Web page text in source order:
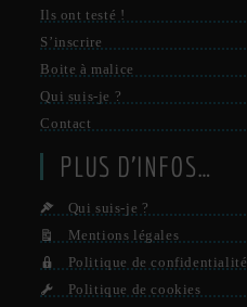
Ils ont testé !
S’inscrire
Boite à malice
Qui suis-je ?
Contact
PLUS D’INFOS…
Qui suis-je ?
Mentions légales
Politique de confidentialité
Politique de cookies